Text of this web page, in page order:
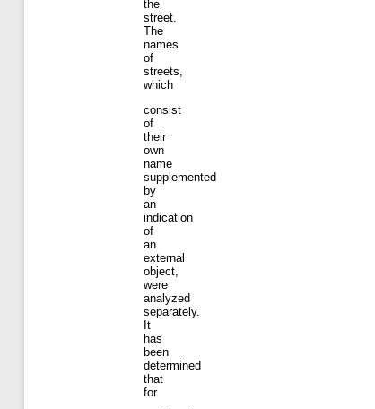
the
street.
The
names
of
streets,
which
consist
of
their
own
name
supplemented
by
an
indication
of
an
external
object,
were
analyzed
separately.
It
has
been
determined
that
for